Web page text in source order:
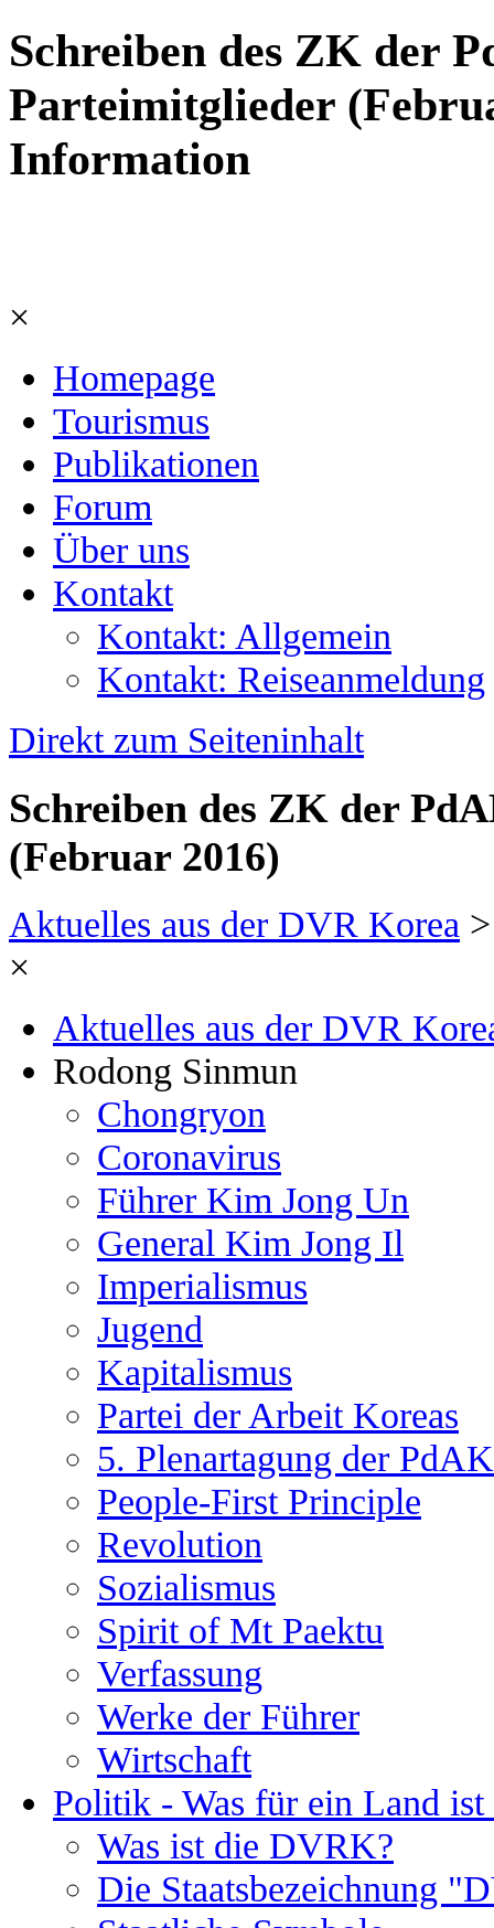
Schreiben des ZK der
Parteimitglieder
Information
×
Homepage
Tourismus
Publikationen
Forum
Über uns
Kontakt
Kontakt: Allgemein
Kontakt: Reiseanmeldung
Direkt zum Seiteninhalt
Schreiben des ZK der
(Februar 2016)
Aktuelles aus der DVR Korea
×
Aktuelles aus der DVR
Rodong Sinmun
Chongryon
Coronavirus
Führer Kim Jong Un
General Kim Jong Il
Imperialismus
Jugend
Kapitalismus
Partei der Arbeit Koreas
5. Plenartagung der PdAK
People-First Principle
Revolution
Sozialismus
Spirit of Mt Paektu
Verfassung
Werke der Führer
Wirtschaft
Politik - Was für ein Land
Was ist die DVRK?
Die Staatsbezeichnung